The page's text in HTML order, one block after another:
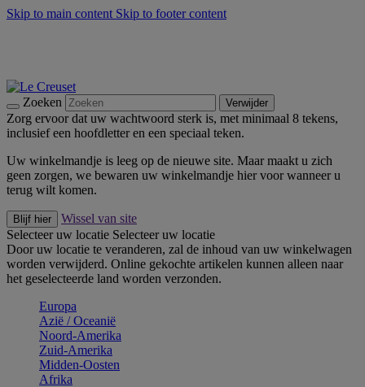
Skip to main content Skip to footer content
Zoeken Verwijder
Zorg ervoor dat uw wachtwoord sterk is, met minimaal 8 tekens,
inclusief een hoofdletter en een speciaal teken.
Uw winkelmandje is leeg op de nieuwe site. Maar maakt u zich
geen zorgen, we bewaren uw winkelmandje hier voor wanneer u
terug wilt komen.
Blijf hier
Wissel van site
Selecteer uw locatie Selecteer uw locatie
Door uw locatie te veranderen, zal de inhoud van uw winkelwagen
worden verwijderd. Online gekochte artikelen kunnen alleen naar
het geselecteerde land worden verzonden.
Europa
Aziё / Oceaniё
Noord-Amerika
Zuid-Amerika
Midden-Oosten
Afrika